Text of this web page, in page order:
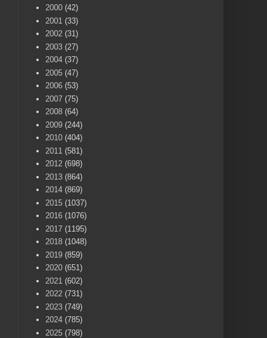
2000 (42)
2001 (33)
2002 (31)
2003 (27)
2004 (37)
2005 (47)
2006 (53)
2007 (75)
2008 (64)
2009 (244)
2010 (404)
2011 (581)
2012 (698)
2013 (864)
2014 (869)
2015 (1037)
2016 (1076)
2017 (1195)
2018 (1048)
2019 (859)
2020 (651)
2021 (602)
2022 (731)
2023 (749)
2024 (785)
2025 (798)